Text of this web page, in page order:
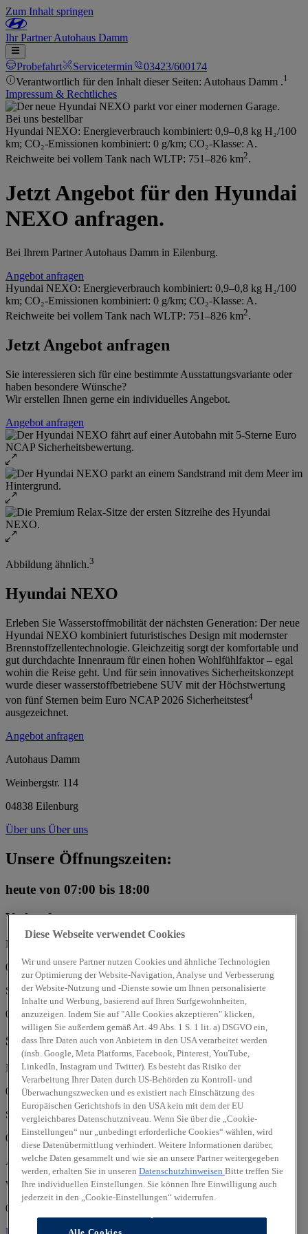
Zum Inhalt springen
IhrPartnerAutohaus Damm
Probefahrt Servicetermin
03423/600174
Verantwortlich für den Inhalt dieser Seiten: Autohaus Damm .1
Impressum & Rechtliches
Bei uns bestellbar
Hyundai NEXO: Energieverbrauch kombiniert: 0,9–0,8 kg H₂/100
km; CO₂-Emissionen kombiniert: 0 g/km; CO₂-Klasse: A.
Reichweite bei vollem Tank nach WLTP: 751–826 km2.
Jetzt Angebot für den Hyundai
NEXO anfragen.
Bei Ihrem Partner Autohaus Damm in Eilenburg.
Angebot anfragen
Hyundai NEXO: Energieverbrauch kombiniert: 0,9–0,8 kg H₂/100
km; CO₂-Emissionen kombiniert: 0 g/km; CO₂-Klasse: A.
Reichweite bei vollem Tank nach WLTP: 751–826 km2.
Jetzt Angebot anfragen
Sie interessieren sich für eine bestimmte Ausstattungsvariante oder
haben besondere Wünsche?
Wir erstellen Ihnen gerne ein individuelles Angebot.
Angebot anfragen
Abbildung ähnlich.3
Hyundai NEXO
Erleben Sie Wasserstoffmobilität der nächsten Generation: Der neue
Hyundai NEXO kombiniert futuristisches Design mit modernster
Brennstoffzellentechnologie. Gleichzeitig sorgt der komfortable und
gut durchdachte Innenraum für einen hohen Wohlfühlfaktor – egal
wohin die Reise geht. Und für sein innovatives Sicherheitskonzept
wurde dieser wasserstoffbetriebene SUV mit der Höchstwertung
von fünf Sternen beim Euro NCAP 2026 Sicherheitstest4
ausgezeichnet.
Angebot anfragen
Autohaus Damm
Weinbergstr. 114
04838 Eilenburg
Über uns Über uns
Unsere Öffnungszeiten:
heute von 07:00 bis 18:00
Verkauf
Mo, Di, Mi, Do, Fr:
07:00 - 18:00 Uhr
Sa:
08:00 - 13:00 Uhr
Service
Mo, Di, Mi, Do, Fr:
07:00 - 18:00 Uhr
Sa:
08:00 - 13:00 Uhr
Autohaus Damm
Weinbergstr. 114
04838 Eilenburg
Über uns
Über uns
Diese Webseite verwendet Cookies
Wir und unsere Partner nutzen Cookies und ähnliche Technologien
zur Optimierung der Website-Navigation, Analyse und Verbesserung
der Website-Nutzung und -Dienste sowie um Ihnen personalisierte
Inhalte und Werbung, basierend auf Ihren Surfgewohnheiten,
anzuzeigen. Indem Sie auf "Alle Cookies akzeptieren" klicken,
willigen Sie außerdem gemäß Art. 49 Abs. 1 S. 1 lit. a) DSGVO ein,
dass Ihre Daten auch von Anbietern in den USA verarbeitet werden
(insb. Google, Meta Platforms, Facebook, Pinterest, YouTube,
LinkedIn, Instagram und Twitter). Es besteht das Risiko der
Verarbeitung Ihrer Daten durch US-Behörden zu Kontroll- und
Überwachungszwecken und es existiert nach Einschätzung des
Europäischen Gerichtshofs in den USA kein mit dem der EU
vergleichbares Datenschutzniveau. Wenn Sie über die „Cookie-
Einstellungen“ nur „unbedingt erforderliche Cookies“ wählen, wird
diese Datenübermittlung verhindert. Weitere Informationen darüber,
welche Daten gesammelt und wie sie an unsere Partner weitergegeben
werden, erhalten Sie in unseren Datenschutzhinweisen Bitte treffen Sie
Ihre individuellen Einstellungen. Sie können Ihre Einwilligung auch
jederzeit in den „Cookie-Einstellungen“ widerrufen.